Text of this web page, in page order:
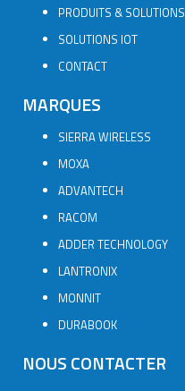
PRODUITS & SOLUTIONS
SOLUTIONS IOT
CONTACT
MARQUES
SIERRA WIRELESS
MOXA
ADVANTECH
RACOM
ADDER TECHNOLOGY
LANTRONIX
MONNIT
DURABOOK
NOUS CONTACTER